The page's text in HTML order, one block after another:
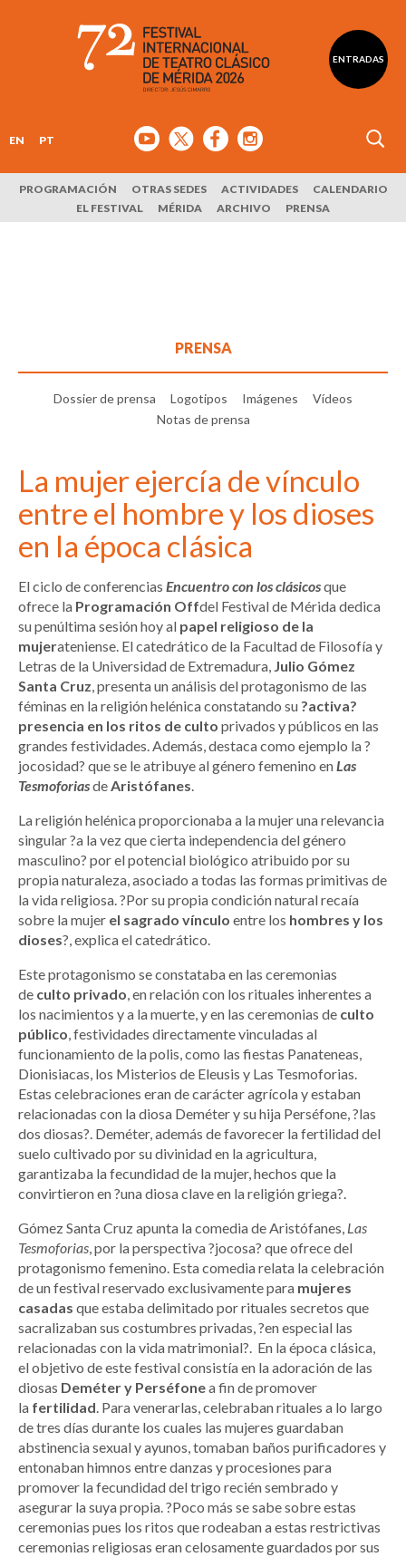
ENTRADAS
EN PT
PROGRAMACIÓN OTRAS SEDES ACTIVIDADES
CALENDARIO
EL FESTIVAL
MÉRIDA ARCHIVO PRENSA
PRENSA
Dossier de prensa Logotipos Imágenes
Vídeos
Notas de prensa
La mujer ejercía de vínculo
entre el hombre y los dioses
en la época clásica
El ciclo de conferencias Encuentro con los clásicosque
ofrece la Programación Offdel Festival de Mérida dedica
su penúltima sesión hoy al papel religioso de la
mujerateniense. El catedrático de la Facultad de Filosofía y
Letras de la Universidad de Extremadura, Julio Gómez
Santa Cruz, presenta un análisis del protagonismo de las
féminas en la religión helénica constatando su ?activa?
presencia en los ritos de culto privados y públicos en las
grandes festividades. Además, destaca como ejemplo la ?
jocosidad? que se le atribuye al género femenino enLas
TesmoforiasdeAristófanes.
La religión helénica proporcionaba a la mujer una relevancia
singular ?a la vez que cierta independencia del género
masculino? por el potencial biológico atribuido por su
propia naturaleza, asociado a todas las formas primitivas de
la vida religiosa. ?Por su propia condición natural recaía
sobre la mujer el sagrado vínculo entre los hombres y los
dioses?, explica el catedrático.
Este protagonismo se constataba en las ceremonias
de culto privado, en relación con los rituales inherentes a
los nacimientos y a la muerte, y en las ceremonias de culto
público, festividades directamente vinculadas al
funcionamiento de la polis, como las fiestas Panateneas,
Dionisiacas, los Misterios de Eleusis y Las Tesmoforias.
Estas celebraciones eran de carácter agrícola y estaban
relacionadas con la diosa Deméter y su hija Perséfone, ?las
dos diosas?. Deméter, además de favorecer la fertilidad del
suelo cultivado por su divinidad en la agricultura,
garantizaba la fecundidad de la mujer, hechos que la
convirtieron en ?una diosa clave en la religión griega?.
Gómez Santa Cruz apunta la comedia de Aristófanes, Las
Tesmoforias, por la perspectiva ?jocosa? que ofrece del
protagonismo femenino. Esta comedia relata la celebración
de un festival reservado exclusivamente para mujeres
casadas que estaba delimitado por rituales secretos que
sacralizaban sus costumbres privadas, ?en especial las
relacionadas con la vida matrimonial?. En la época clásica,
el objetivo de este festival consistía en la adoración de las
diosas Deméter y Perséfonea fin de promover
la fertilidad. Para venerarlas, celebraban rituales a lo largo
de tres días durante los cuales las mujeres guardaban
abstinencia sexual y ayunos, tomaban baños purificadores y
entonaban himnos entre danzas y procesiones para
promover la fecundidad del trigo recién sembrado y
asegurar la suya propia. ?Poco más se sabe sobre estas
ceremonias pues los ritos que rodeaban a estas restrictivas
ceremonias religiosas eran celosamente guardados por sus